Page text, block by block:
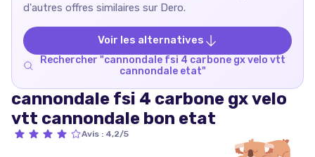
d'autres offres similaires sur Dero.
Voir les alternatives
Rechercher "cannondale fsi 4 carbone gx velo vtt
cannondale etat"
cannondale fsi 4 carbone gx velo
vtt cannondale bon etat
Avis : 4,2/5